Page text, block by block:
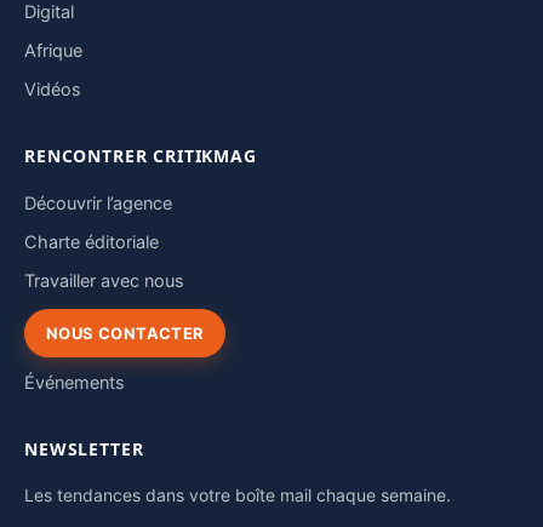
Digital
Afrique
Vidéos
RENCONTRER CRITIKMAG
Découvrir l’agence
Charte éditoriale
Travailler avec nous
NOUS CONTACTER
Événements
NEWSLETTER
Les tendances dans votre boîte mail chaque semaine.